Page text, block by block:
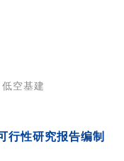
空基建
行性研究报告编制